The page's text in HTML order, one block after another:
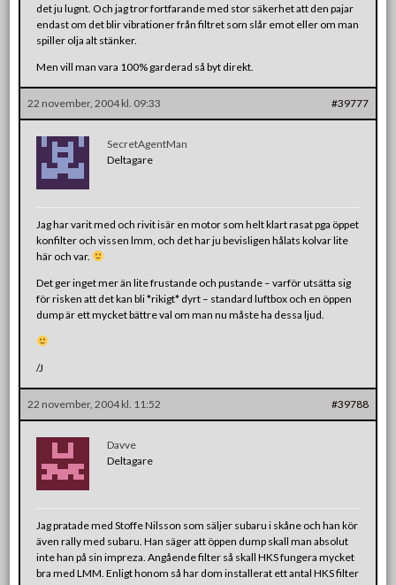
det ju lugnt. Och jag tror fortfarande med stor säkerhet att den pajar
endast om det blir vibrationer från filtret som slår emot eller om man
spiller olja alt stänker.
Men vill man vara 100% garderad så byt direkt.
22 november, 2004 kl. 09:33 #39777
SecretAgentMan
Deltagare
Jag har varit med och rivit isär en motor som helt klart rasat pga öppet
konfilter och vissen lmm, och det har ju bevisligen hålats kolvar lite
här och var.
Det ger inget mer än lite frustande och pustande – varför utsätta sig
för risken att det kan bli *rikigt* dyrt – standard luftbox och en öppen
dump är ett mycket bättre val om man nu måste ha dessa ljud.
/J
22 november, 2004 kl. 11:52 #39788
Davve
Deltagare
Jag pratade med Stoffe Nilsson som säljer subaru i skåne och han kör
även rally med subaru. Han säger att öppen dump skall man absolut
inte han på sin impreza. Angående filter så skall HKS fungera mycket
bra med LMM. Enligt honom så har dom installerat ett antal HKS filter